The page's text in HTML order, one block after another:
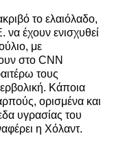
το ελαιόλαδο,
να έχουν ενισχυθεί
με
στο CNN
τους
Κάποια
ορισμένα και
υγρασίας του
η Χόλαντ.